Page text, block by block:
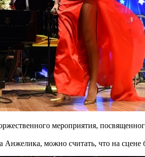
мероприятия,
Анжелика, можно считать, что на